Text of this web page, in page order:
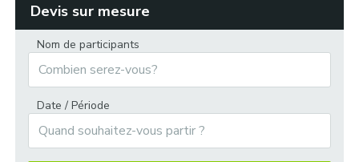
Team cooking :
Murder party dans les rues de Rome :
Devis sur mesure
Nom de participants
Date / Période